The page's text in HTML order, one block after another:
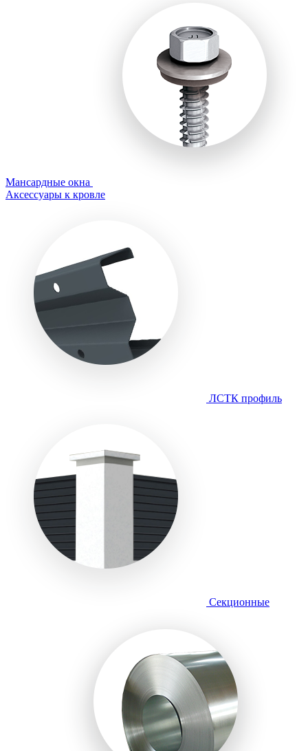
Мансардные окна
Аксессуары к кровле
ЛСТК профиль
Секционные